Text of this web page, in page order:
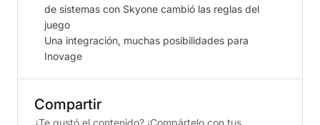
de sistemas con Skyone cambió las reglas del
juego
Una integración, muchas posibilidades para
Inovage
Compartir
¿Te gustó el contenido? ¡Compártelo con tus